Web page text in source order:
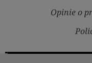
Opinie o